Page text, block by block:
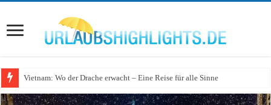
Vietnam: Wo der Drache erwacht – Eine Reise für alle Sinne
Wo lohnt sich Urlaub auf dem Wasser in Deutschland?